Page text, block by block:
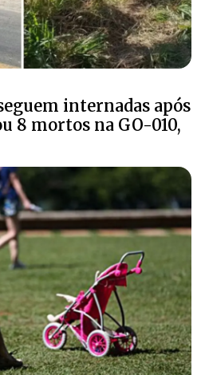
internadas após
8 mortos na GO-010,